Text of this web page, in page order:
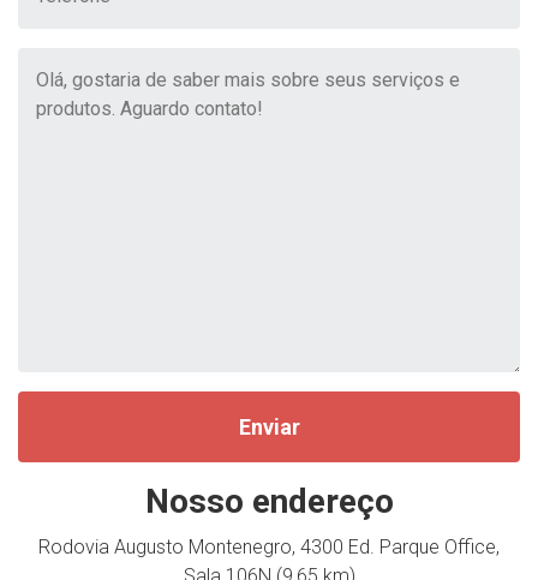
Nosso endereço
Rodovia Augusto Montenegro, 4300 Ed. Parque Office,